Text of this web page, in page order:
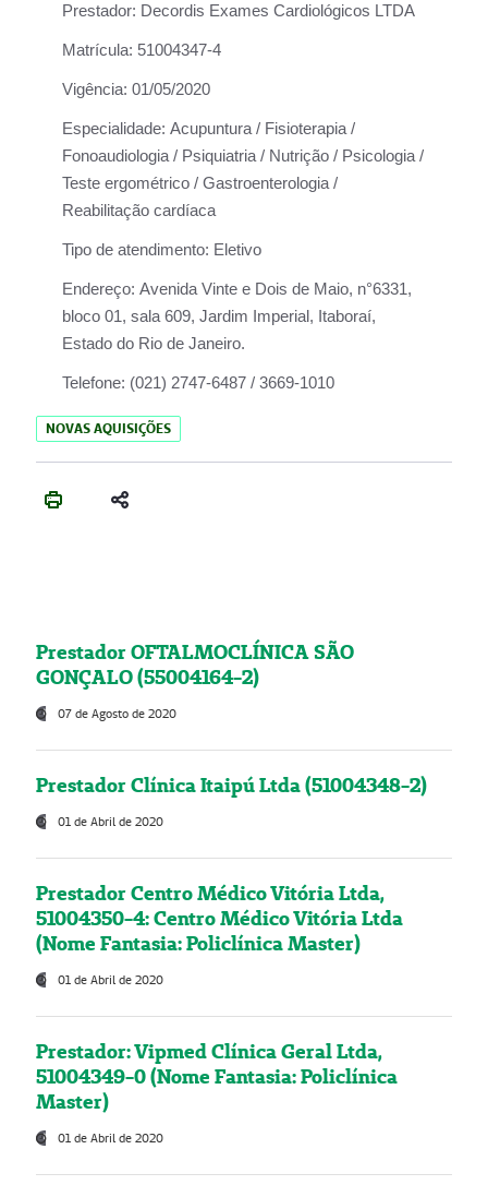
Prestador: Decordis Exames Cardiológicos LTDA
Matrícula: 51004347-4
Vigência: 01/05/2020
Especialidade: Acupuntura / Fisioterapia /
Fonoaudiologia / Psiquiatria / Nutrição / Psicologia /
Teste ergométrico / Gastroenterologia /
Reabilitação cardíaca
Tipo de atendimento: Eletivo
Endereço: Avenida Vinte e Dois de Maio, n°6331,
bloco 01, sala 609, Jardim Imperial, Itaboraí,
Estado do Rio de Janeiro.
Telefone: (021) 2747-6487 / 3669-1010
NOVAS AQUISIÇÕES
Prestador OFTALMOCLÍNICA SÃO
GONÇALO (55004164-2)
07 de Agosto de 2020
Prestador Clínica Itaipú Ltda (51004348-2)
01 de Abril de 2020
Prestador Centro Médico Vitória Ltda,
51004350-4: Centro Médico Vitória Ltda
(Nome Fantasia: Policlínica Master)
01 de Abril de 2020
Prestador: Vipmed Clínica Geral Ltda,
51004349-0 (Nome Fantasia: Policlínica
Master)
01 de Abril de 2020